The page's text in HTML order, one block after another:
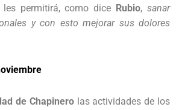
permitirá, como dice Rubio,sanar
y con esto mejorar sus dolores
de Chapinerolas actividades de los